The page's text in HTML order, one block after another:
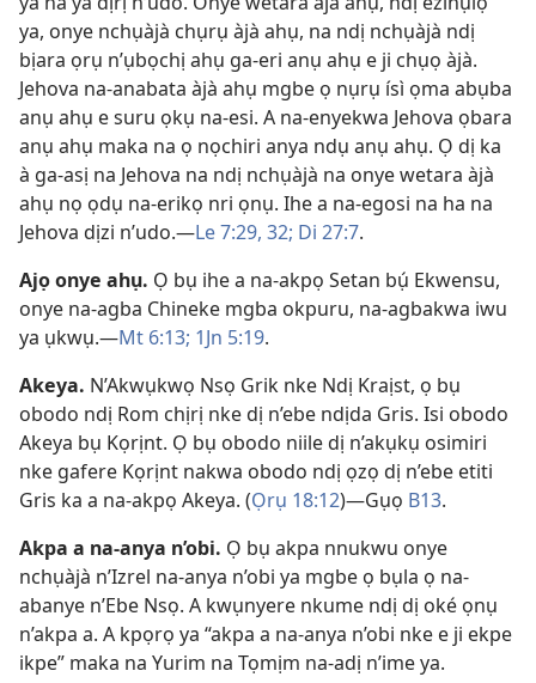
ya, onye nchụàjà chụrụ àjà ahụ, na ndị nchụàjà ndị
bịara ọrụ n’ụbọchị ahụ ga-eri anụ ahụ e ji chụọ àjà.
Jehova na-anabata àjà ahụ mgbe ọ nụrụ ísì ọma abụba
anụ ahụ e suru ọkụ na-esi. A na-enyekwa Jehova ọbara
anụ ahụ maka na ọ nọchiri anya ndụ anụ ahụ. Ọ dị ka
à ga-asị na Jehova na ndị nchụàjà na onye wetara àjà
ahụ nọ ọdụ na-erikọ nri ọnụ. Ihe a na-egosi na ha na
Jehova dịzi n’udo.​—Le 7:29, 32; Di 27:7.
Ajọ onye ahụ. Ọ bụ ihe a na-akpọ Setan bụ́ Ekwensu,
onye na-agba Chineke mgba okpuru, na-agbakwa iwu
ya ụkwụ.​—Mt 6:​13; 1Jn 5:​19.
Akeya. N’Akwụkwọ Nsọ Grik nke Ndị Kraịst, ọ bụ
obodo ndị Rom chịrị nke dị n’ebe ndịda Gris. Isi obodo
Akeya bụ Kọrịnt. Ọ bụ obodo niile dị n’akụkụ osimiri
nke gafere Kọrịnt nakwa obodo ndị ọzọ dị n’ebe etiti
Gris ka a na-akpọ Akeya. (Ọrụ 18:12)​—Gụọ B13.
Akpa a na-anya n’obi. Ọ bụ akpa nnukwu onye
nchụàjà n’Izrel na-anya n’obi ya mgbe ọ bụla ọ na-
abanye n’Ebe Nsọ. A kwụnyere nkume ndị dị oké ọnụ
n’akpa a. A kpọrọ ya “akpa a na-anya n’obi nke e ji ekpe
ikpe” maka na Yurim na Tọmịm na-adị n’ime ya.